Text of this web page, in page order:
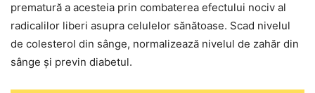
prematură a acesteia prin combaterea efectului nociv al
radicalilor liberi asupra celulelor sănătoase. Scad nivelul
de colesterol din sânge, normalizează nivelul de zahăr din
sânge și previn diabetul.